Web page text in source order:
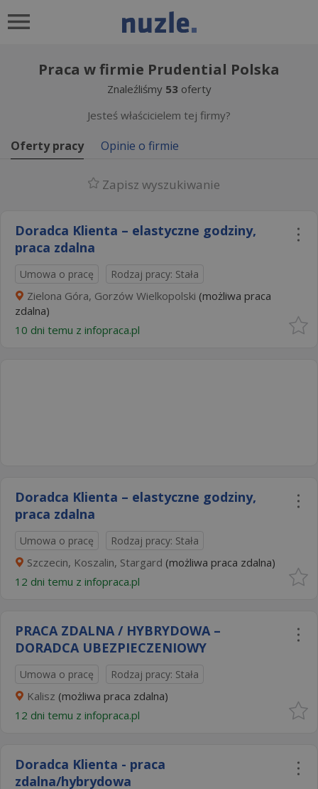
Praca w firmie Prudential Polska
Znaleźliśmy 53 oferty
Jesteś właścicielem tej firmy?
Oferty pracy Opinie o firmie
Zapisz wyszukiwanie
Doradca Klienta – elastyczne godziny,
praca zdalna
Umowa o pracę Rodzaj pracy: Stała
Zielona Góra, Gorzów Wielkopolski (możliwa praca
zdalna)
10 dni temu z infopraca.pl
Doradca Klienta – elastyczne godziny,
praca zdalna
Umowa o pracę Rodzaj pracy: Stała
Szczecin, Koszalin, Stargard (możliwa praca zdalna)
12 dni temu z infopraca.pl
PRACA ZDALNA / HYBRYDOWA –
DORADCA UBEZPIECZENIOWY
Umowa o pracę Rodzaj pracy: Stała
Kalisz (możliwa praca zdalna)
12 dni temu z infopraca.pl
Doradca Klienta - praca
zdalna/hybrydowa